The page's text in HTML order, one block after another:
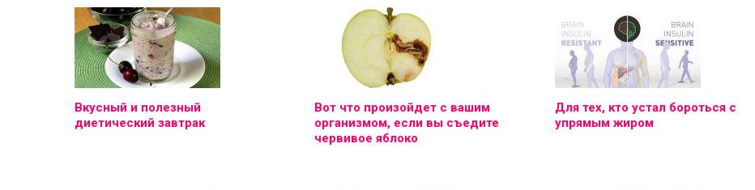
Вкусный и полезный
диетический завтрак
Вот что произойдет с вашим
организмом, если вы съедите
червивое яблоко
Для тех, кто устал бороться с
упрямым жиром